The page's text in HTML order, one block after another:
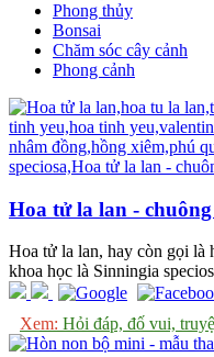
Phong thủy
Bonsai
Chăm sóc cây cảnh
Phong cảnh
Hoa tử la lan -
Hoa tử la lan, hay còn gọi là
khoa học là Sinningia
Xem: Hỏi đáp, đố vui,